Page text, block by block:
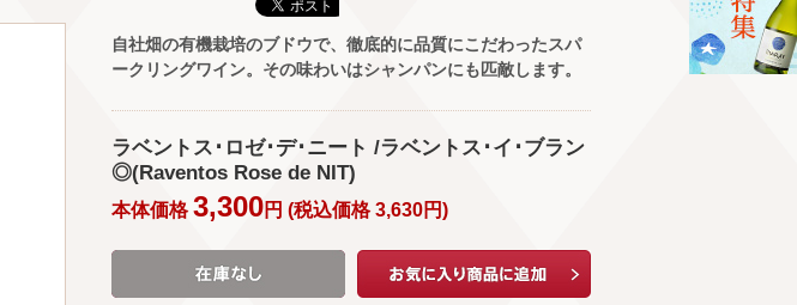
自社畑の有機栽培のブドウで、徹底的に品質にこだわったスパ
ークリングワイン。その味わいはシャンパンにも匹敵します。
ラベントス･ロゼ･デ･ニート /ラベントス･イ･ブラン
◎(Raventos Rose de NIT)
本体価格3,300円 (税込価格3,630円)